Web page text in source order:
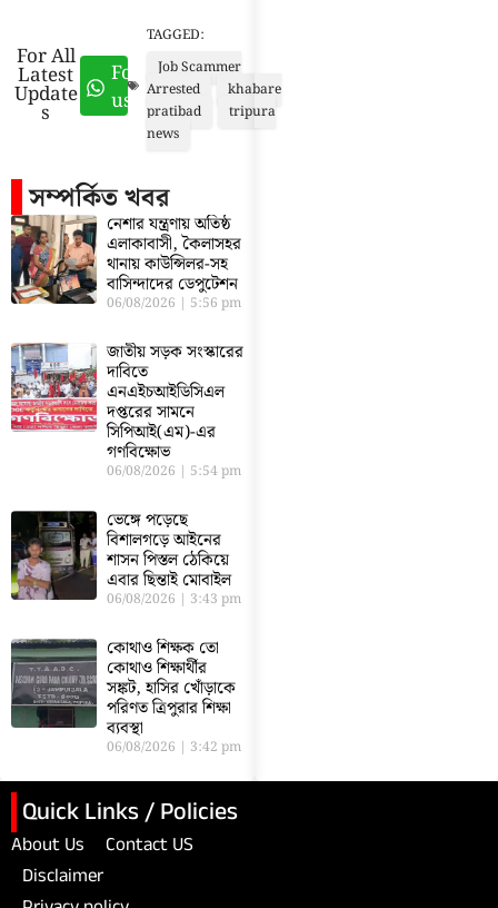
For All
Latest
Update
s
Follow
us
TAGGED:
Job Scammer
Arrested
khabare
pratibad
tripura
news
সম্পর্কিত খবর
নেশার যন্ত্রণায় অতিষ্ঠ
এলাকাবাসী, কৈলাসহর
থানায় কাউন্সিলর-সহ
বাসিন্দাদের ডেপুটেশন
06/08/2026 5:56 pm
জাতীয় সড়ক সংস্কারের
দাবিতে
এনএইচআইডিসিএল
দপ্তরের সামনে
সিপিআই(এম)-এর
গণবিক্ষোভ
06/08/2026 5:54 pm
ভেঙ্গে পড়েছে
বিশালগড়ে আইনের
শাসন পিস্তল ঠেকিয়ে
এবার ছিন্তাই মোবাইল
06/08/2026 3:43 pm
কোথাও শিক্ষক তো
কোথাও শিক্ষার্থীর
সঙ্কট, হাসির খোঁড়াকে
পরিণত ত্রিপুরার শিক্ষা
ব্যবস্থা
06/08/2026 3:42 pm
Quick Links / Policies
About Us
Contact US
Disclaimer